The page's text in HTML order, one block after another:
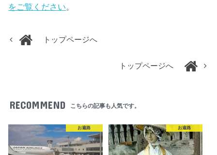
をご覧ください。
トップページへ
トップページへ
RECOMMEND こちらの記事も人気です。
お遍路 お遍路